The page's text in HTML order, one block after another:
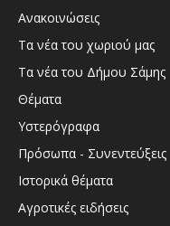
Ανακοινώσεις
Τα νέα του χωριού μας
Τα νέα του Δήμου Σάμης
Θέματα
Υστερόγραφα
Πρόσωπα - Συνεντεύξεις
Ιστορικά θέματα
Αγροτικές ειδήσεις